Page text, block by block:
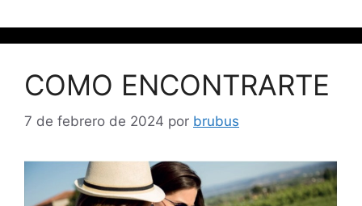
COMO ENCONTRARTE
7 de febrero de 2024 por brubus